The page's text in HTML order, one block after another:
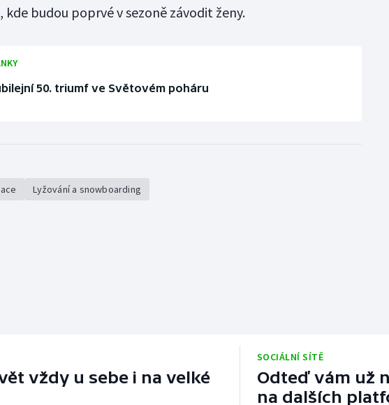
budou poprvé v sezoně závodit ženy.
50. triumf ve Světovém poháru
Lyžování a snowboarding
vždy u sebe i na velké
SOCIÁLNÍ SÍTĚ
Odteď vám už
na dalších